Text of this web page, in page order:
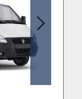
Следующее